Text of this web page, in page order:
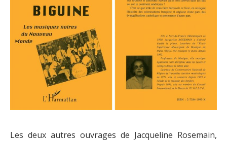
Les deux autres ouvrages de Jacqueline Rosemain,